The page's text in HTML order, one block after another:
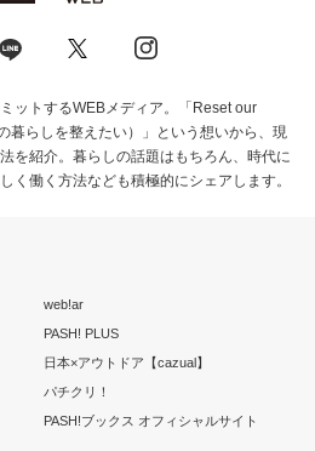
ットするWEBメディア。「Reset our
暮らしを整えたい）」という想いから、現
を紹介。暮らしの話題はもちろん、時代に
く働く方法なども積極的にシェアします。
web!ar
PASH! PLUS
日本×アウトドア【cazual】
パチクリ！
PASH!ブックス オフィシャルサイト